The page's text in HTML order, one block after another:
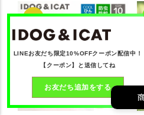
LINEお友だち限定10%OFFクーポン配信中！
【クーポン】と送信してね
お友だち追加をする